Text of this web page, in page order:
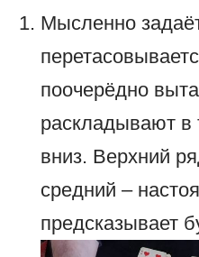
Мысленно
поочерёдно
раскладывают в
вниз. Верхний
средний –
предсказывает